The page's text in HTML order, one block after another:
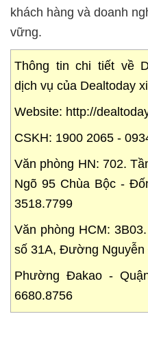
khách hàng và doanh
vững.
Thông tin chi tiết về
dịch vụ của Dealtoday
Website: http://
CSKH: 1900 2065 -
Văn phòng HN: 702.
Ngõ 95 Chùa Bộc -
3518.7799
Văn phòng HCM:
số 31A, Đường
Phường Đakao -
6680.8756